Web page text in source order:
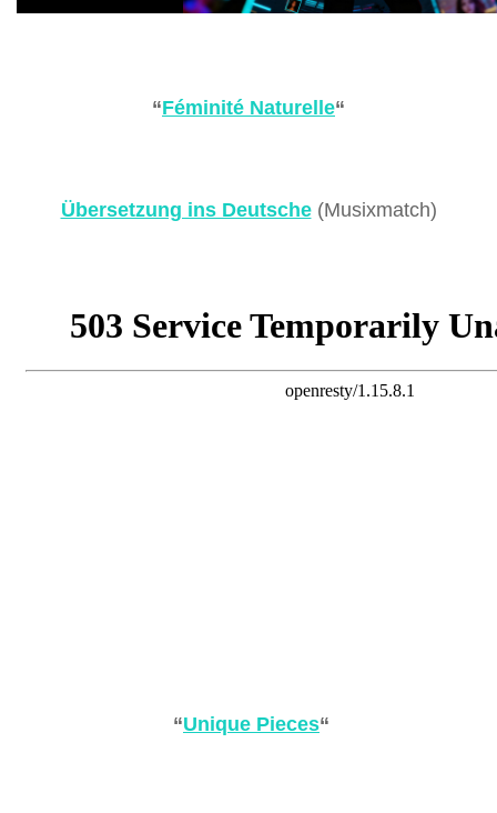
“Féminité Naturelle“
Übersetzung ins Deutsche(Musixmatch)
“Unique Pieces“